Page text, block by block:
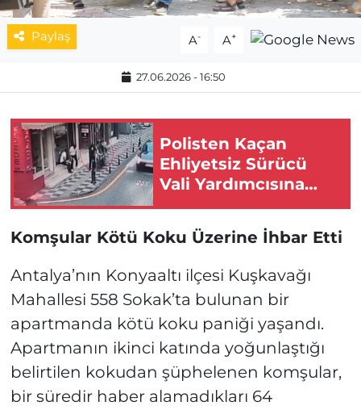
Paylaş A- A+
27.06.2026 - 16:50
Polisten Kaçan
Ehliyetsiz Sürücü
Vali Yardımcısına
Çarptı!
Komşular Kötü Koku Üzerine İhbar Etti
Antalya’nın Konyaaltı ilçesi Kuşkavağı
Mahallesi 558 Sokak’ta bulunan bir
apartmanda kötü koku paniği yaşandı.
Apartmanın ikinci katında yoğunlaştığı
belirtilen kokudan şüphelenen komşular,
bir süredir haber alamadıkları 64